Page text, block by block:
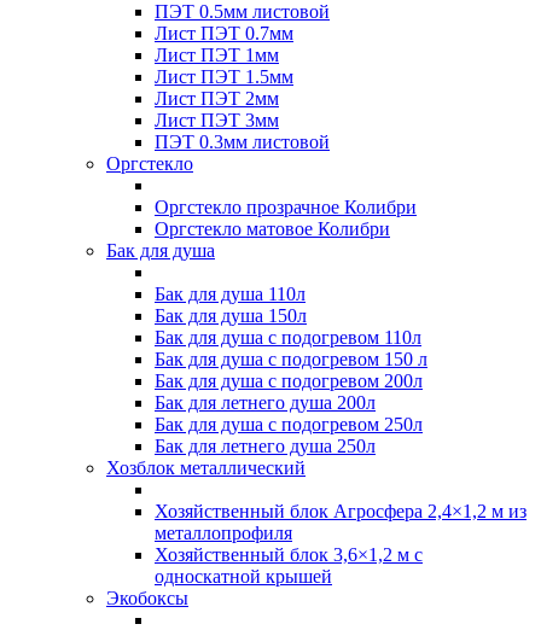
ПЭТ 0.5мм листовой
Лист ПЭТ 0.7мм
Лист ПЭТ 1мм
Лист ПЭТ 1.5мм
Лист ПЭТ 2мм
Лист ПЭТ 3мм
ПЭТ 0.3мм листовой
Оргстекло
Оргстекло прозрачное Колибри
Оргстекло матовое Колибри
Бак для душа
Бак для душа 110л
Бак для душа 150л
Бак для душа с подогревом 110л
Бак для душа с подогревом 150 л
Бак для душа с подогревом 200л
Бак для летнего душа 200л
Бак для душа с подогревом 250л
Бак для летнего душа 250л
Хозблок металлический
Хозяйственный блок Агросфера 2,4×1,2 м из
металлопрофиля
Хозяйственный блок 3,6×1,2 м с
односкатной крышей
Экобоксы